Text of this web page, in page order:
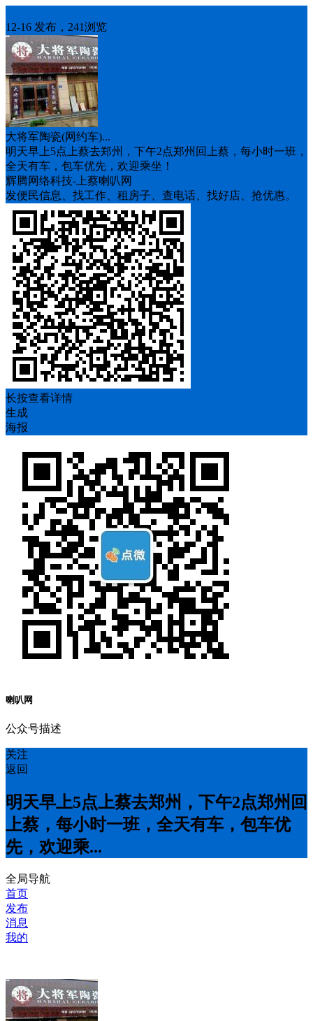
12-16 发布，241浏览
大将军陶瓷(网约车)...
明天早上5点上蔡去郑州，下午2点郑州回上蔡，每小时一班，
全天有车，包车优先，欢迎乘坐！
辉腾网络科技-上蔡喇叭网
发便民信息、找工作、租房子、查电话、找好店、抢优惠。
长按查看详情
生成
海报
喇叭网
公众号描述
关注
返回
明天早上5点上蔡去郑州，下午2点郑州回
上蔡，每小时一班，全天有车，包车优
先，欢迎乘...
全局导航
首页
发布
消息
我的